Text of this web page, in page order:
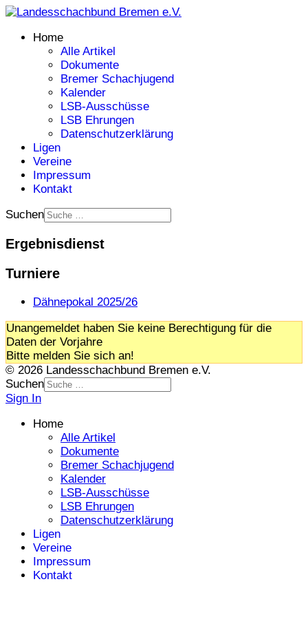
Home
Alle Artikel
Dokumente
Bremer Schachjugend
Kalender
LSB-Ausschüsse
LSB Ehrungen
Datenschutzerklärung
Ligen
Vereine
Impressum
Kontakt
Suchen
Ergebnisdienst
Turniere
Dähnepokal 2025/26
Unangemeldet haben Sie keine Berechtigung für die
Daten der Vorjahre
Bitte melden Sie sich an!
© 2026 Landesschachbund Bremen e.V.
Suchen
Sign In
Home
Alle Artikel
Dokumente
Bremer Schachjugend
Kalender
LSB-Ausschüsse
LSB Ehrungen
Datenschutzerklärung
Ligen
Vereine
Impressum
Kontakt